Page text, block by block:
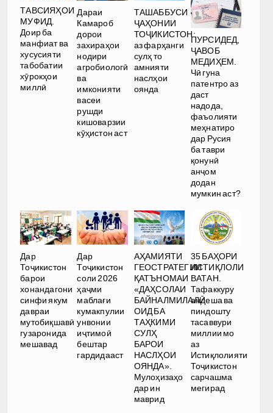
ТАВСИЯҲОИ
МУФИД.
Доир ба
манфиат ва
хусусияти
табобатии
хӯрокҳои
миллӣ
Дараи
Камароб
дорои
захираҳои
нодири
агробиологӣ
ва
имконияти
васеи
рушди
кишоварзии
кӯҳистон аст
ТАШАББУСИ
ҶАҲОНИИ
ТОҶИКИСТОН:
аз фарҳанги
сулҳ то
амнияти
наслҳои
оянда
ПУРСИДЕД,
ҶАВОБ
МЕДИҲЕМ.
Чӣ гуна
патентро аз
даст
надода,
фаъолияти
меҳнатиро
дар Русия
ба таври
қонунӣ
анҷом
додан
мумкин аст?
Дар
Тоҷикистон
барои
хонандагони
синфи якум
давраи
мутобиқшавӣ
гузаронида
мешавад
Дар
Тоҷикистон
соли 2026
ҳаҷми
маблағи
кумакпулии
унвонии
иҷтимоӣ
бештар
гардидааст
АҲАМИЯТИ
ГЕОСТРАТЕГИИ
ҚАТЪНОМАИ
«ДАҲСОЛАИ
БАЙНАЛМИЛАЛӢ
ОИД БА
ТАҲКИМИ
СУЛҲ
БАРОИ
НАСЛҲОИ
ОЯНДА».
Мулоҳизаҳо
дар ин
маврид
35 БАҲОРИ
ИСТИҚЛОЛИ
ВАТАН.
Тафаккуру
андеша ва
пиндошту
тасаввури
миллии мо
аз
Истиқлолияти
Тоҷикистон
сарчашма
мегирад